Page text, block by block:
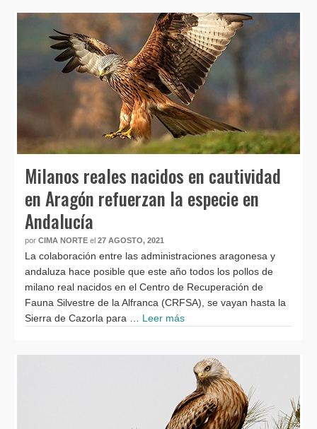
Milanos reales nacidos en cautividad
en Aragón refuerzan la especie en
Andalucía
por CIMA NORTE el 27 AGOSTO, 2021
La colaboración entre las administraciones aragonesa y
andaluza hace posible que este año todos los pollos de
milano real nacidos en el Centro de Recuperación de
Fauna Silvestre de la Alfranca (CRFSA), se vayan hasta la
Sierra de Cazorla para … Leer más